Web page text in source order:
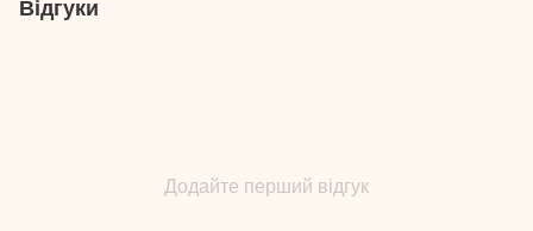
Відгуки
Додайте перший відгук